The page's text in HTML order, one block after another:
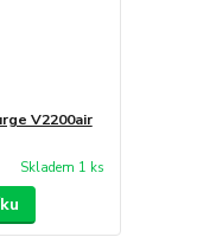
V2200air
Skladem 1 ks